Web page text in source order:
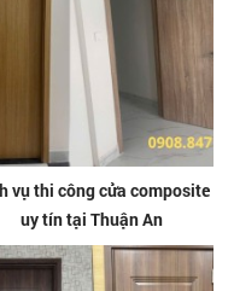
vụ thi công cửa composite
uy tín tại Thuận An